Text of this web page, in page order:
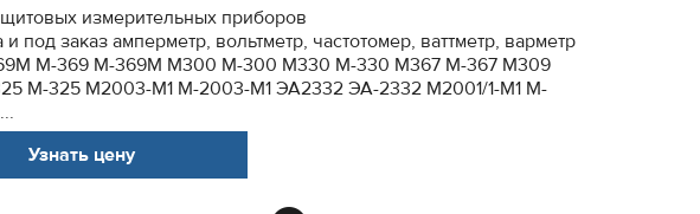
измерительных приборов
под заказ амперметр, вольтметр, частотомер, ваттметр, варметр
М-369 М-369М М300 М-300 М330 М-330 М367 М-367 М309
М-325 M2003-M1 M-2003-M1 ЭА2332 ЭА-2332 M2001/1-M1 M-
Узнать цену